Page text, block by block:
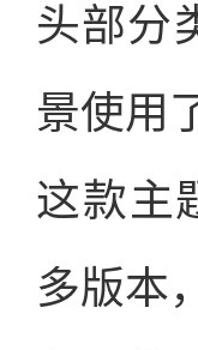
头部分
景使用
这款主
多版本